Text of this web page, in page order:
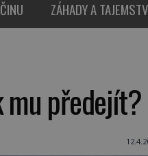
ZÁHADY A
mu předejít?